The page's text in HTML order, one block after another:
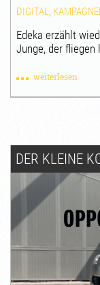
DIGITAL,
Edeka erzählt
Junge, der fliegen
weiterlesen
DER KLEINE